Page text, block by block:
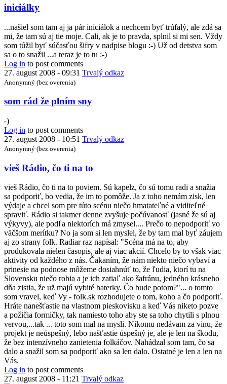
In
reply
šifra
by
cali
iniciálky
...našiel som tam aj ja pár iniciálok a nechcem byť trúfalý, ale zdá sa
mi, že tam sú aj tie moje. Cali, ak je to pravda, splnil si mi sen. Vždy
som túžil byť súčasťou šifry v nadpise blogu :-) Už od detstva som
sa o to snažil ...a teraz je to tu :-)
Log in to post comments
27. august 2008 - 09:31 Trvalý odkaz
Anonymný (bez overenia)
In
reply
to
iniciálky
by
Radiar
som rád že plním sny
-)
Log in to post comments
27. august 2008 - 10:51 Trvalý odkaz
Anonymný (bez overenia)
In
reply
to
Je
to
poriadne
dlhý
článok,
by
petiar
vieš Rádio, čo ti na to
vieš Rádio, čo ti na to poviem. Sú kapelz, čo sú tomu radi a snažia
sa podporiť, bo vedia, že im to pomôže. Ja z toho nemám zisk, len
výdaje a chcel som pre túto scénu niečo hmatateľné a viditeľné
spraviť. Rádio si takmer denne zvyšuje počúvanosť (jasné že sú aj
výkyvy), ale podľa niektorích má zmysel.... Prečo to nepodporiť vo
väčšom merítku? No ja som si len myslel, že by tam mal byť záujem
aj zo strany folk. Radiar raz napísal: "Scéna má na to, aby
produkovala nielen časopis, ale aj viac akcií. Chcelo by to však viac
aktivity od každého z nás. Čakaním, že nám niekto niečo vybaví a
prinesie na podnose môžeme dosiahnúť to, že ľudia, ktorí tu na
Slovensku niečo robia a je ich zatiaľ ako šafránu, jedného krásneho
dňa zistia, že už majú vybité baterky. Čo bude potom?"... o tomto
som vravel, keď Vy - folk.sk rozhodujete o tom, koho a čo podporiť.
Hráte nanešťastie na vlastnom pieskovisku a keď Vás niketo pozve
a požičia formičky, tak namiesto toho aby ste sa toho chytili s plnou
vervou,...tak ... toto som mal na mysli. Nikomu nedávam za vinu, že
projekt je neúspešný, lebo našťastie úspešný je, ale je len na škodu,
že bez intenzívneho zanietenia folkáčov. Nahádzal som tam, čo sa
dalo a snažil som sa podporiť ako sa len dalo. Ostatné je len a len na
Vás.
Log in to post comments
27. august 2008 - 11:21 Trvalý odkaz